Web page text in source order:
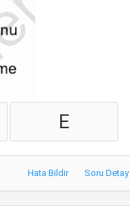
E
Hata Bildir Soru Detay